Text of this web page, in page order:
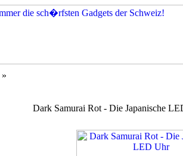
»
Dark Samurai Rot - Die Japanische